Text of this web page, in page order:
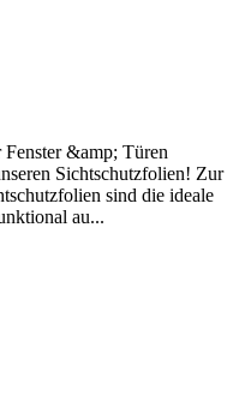
&amp; Türen
Sichtschutzfolien! Zur
sind die ideale
au...